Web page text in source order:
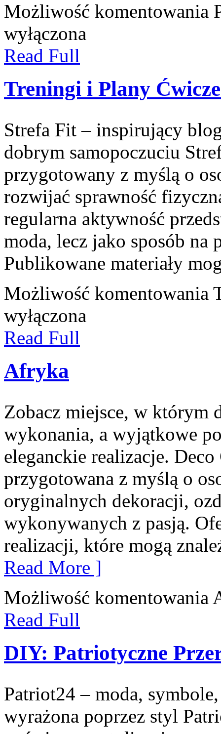
Możliwość komentowania
wyłączona
Read Full
Treningi i Plany
Strefa Fit – inspirujący
dobrym samopoczuciu
przygotowany z myślą o
rozwijać sprawność
regularna aktywność
moda, lecz jako sposób na
Publikowane materiały
Możliwość komentowania
wyłączona
Read Full
Afryka
Zobacz miejsce, w którym
wykonania, a wyjątkowe
eleganckie realizacje.
przygotowana z myślą o
oryginalnych dekoracji,
wykonywanych z pasją.
realizacji, które mogą
Read More ]
Możliwość komentowania
Read Full
DIY: Patriotyczne
Patriot24 – moda,
wyrażona poprzez styl